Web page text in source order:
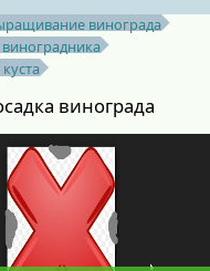
винограда
винограда